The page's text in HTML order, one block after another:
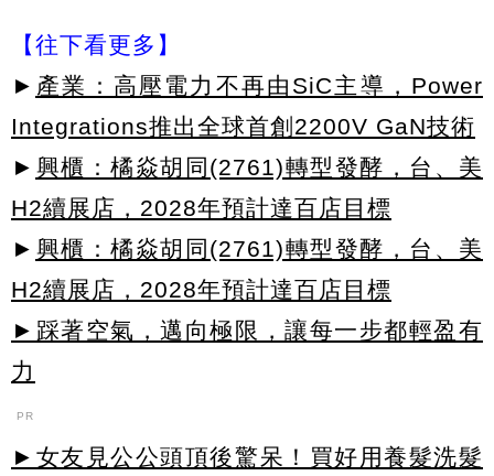
【往下看更多】
► 產業：高壓電力不再由SiC主導，Power
Integrations推出全球首創2200V GaN技術
► 興櫃：橘焱胡同(2761)轉型發酵，台、美
H2續展店，2028年預計達百店目標
► 興櫃：橘焱胡同(2761)轉型發酵，台、美
H2續展店，2028年預計達百店目標
►踩著空氣，邁向極限，讓每一步都輕盈有
力
PR
►女友見公公頭頂後驚呆！買好用養髮洗髮